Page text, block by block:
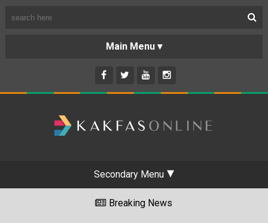
Secondary Menu
Breaking News